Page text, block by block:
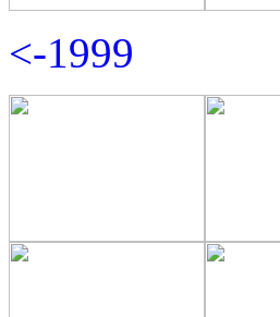
<-1999